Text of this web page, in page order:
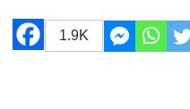
1.9K